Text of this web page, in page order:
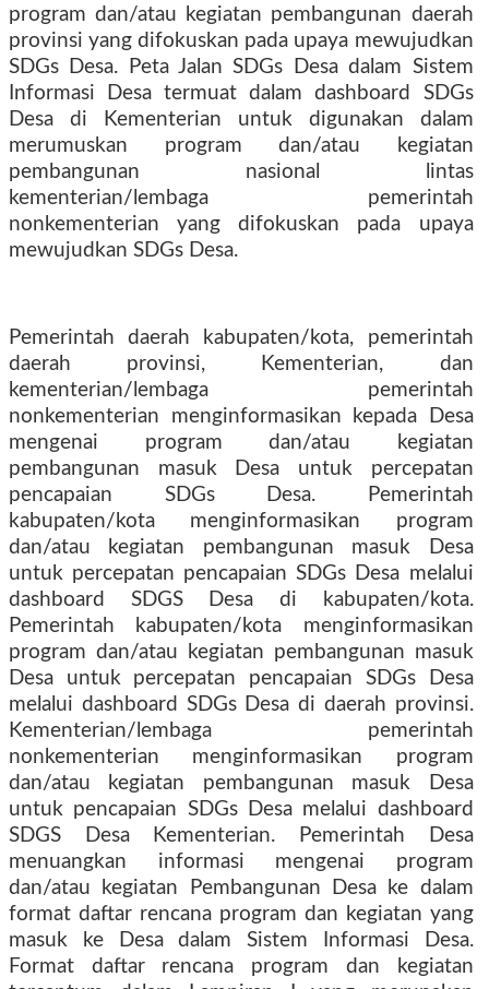
program dan/atau kegiatan pembangunan daerah
provinsi yang difokuskan pada upaya mewujudkan
SDGs Desa. Peta Jalan SDGs Desa dalam Sistem
Informasi Desa termuat dalam dashboard SDGs
Desa di Kementerian untuk digunakan dalam
merumuskan program dan/atau kegiatan
pembangunan nasional lintas
kementerian/lembaga pemerintah
nonkementerian yang difokuskan pada upaya
mewujudkan SDGs Desa.
Pemerintah daerah kabupaten/kota, pemerintah
daerah provinsi, Kementerian, dan
kementerian/lembaga pemerintah
nonkementerian menginformasikan kepada Desa
mengenai program dan/atau kegiatan
pembangunan masuk Desa untuk percepatan
pencapaian SDGs Desa. Pemerintah
kabupaten/kota menginformasikan program
dan/atau kegiatan pembangunan masuk Desa
untuk percepatan pencapaian SDGs Desa melalui
dashboard SDGS Desa di kabupaten/kota.
Pemerintah kabupaten/kota menginformasikan
program dan/atau kegiatan pembangunan masuk
Desa untuk percepatan pencapaian SDGs Desa
melalui dashboard SDGs Desa di daerah provinsi.
Kementerian/lembaga pemerintah
nonkementerian menginformasikan program
dan/atau kegiatan pembangunan masuk Desa
untuk pencapaian SDGs Desa melalui dashboard
SDGS Desa Kementerian. Pemerintah Desa
menuangkan informasi mengenai program
dan/atau kegiatan Pembangunan Desa ke dalam
format daftar rencana program dan kegiatan yang
masuk ke Desa dalam Sistem Informasi Desa.
Format daftar rencana program dan kegiatan